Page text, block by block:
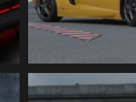
TESTRIDE |